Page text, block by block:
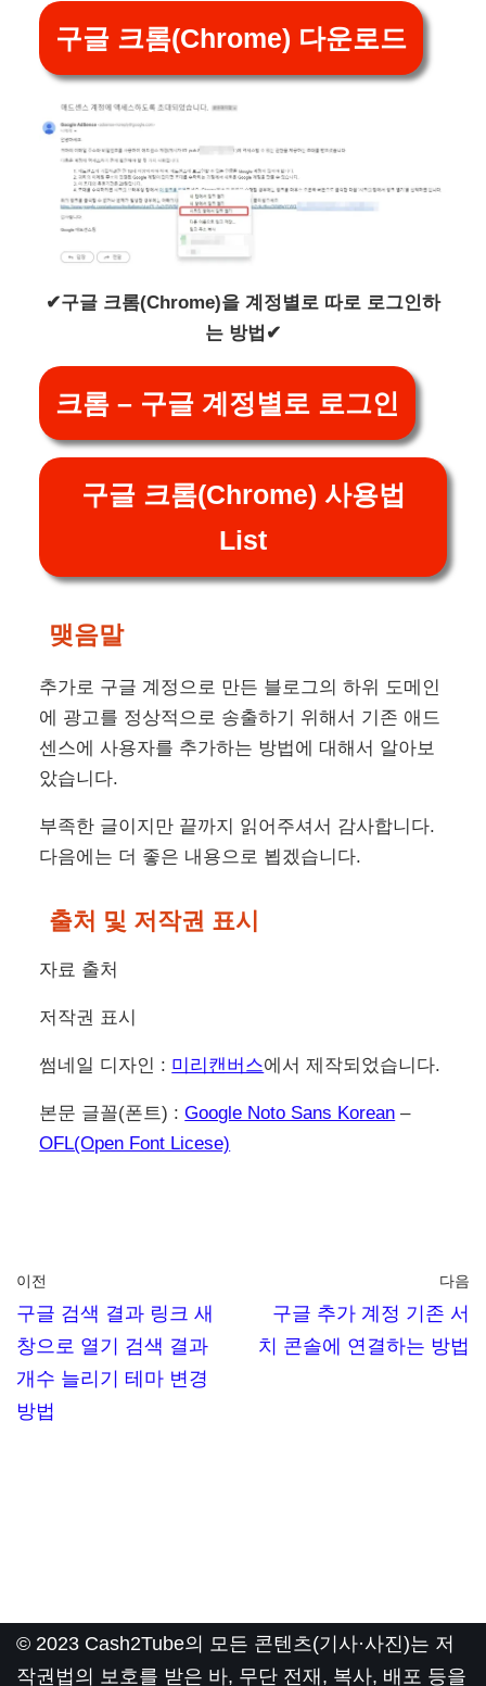
구글 크롬(Chrome) 다운로드
✔구글 크롬(Chrome)을 계정별로 따로 로그인하
는 방법✔
크롬 – 구글 계정별로 로그인
구글 크롬(Chrome) 사용법
List
맺음말
추가로 구글 계정으로 만든 블로그의 하위 도메인
에 광고를 정상적으로 송출하기 위해서 기존 애드
센스에 사용자를 추가하는 방법에 대해서 알아보
았습니다.
부족한 글이지만 끝까지 읽어주셔서 감사합니다.
다음에는 더 좋은 내용으로 뵙겠습니다.
출처 및 저작권 표시
자료 출처
저작권 표시
썸네일 디자인 : 미리캔버스에서 제작되었습니다.
본문 글꼴(폰트) :Google Noto Sans Korean –
OFL(Open Font Licese)
이전
구글 검색 결과 링크 새
창으로 열기 검색 결과
개수 늘리기 테마 변경
방법
다음
구글 추가 계정 기존 서
치 콘솔에 연결하는 방법
© 2023 Cash2Tube의 모든 콘텐츠(기사·사진)는 저
작권법의 보호를 받은 바, 무단 전재, 복사, 배포 등을